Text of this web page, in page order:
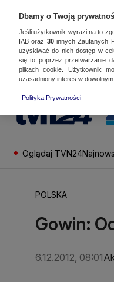
Oglądaj TVN24
POLSKA
Gowin:
6.12.2012, 08:01
Dbamy o Twoją
Jeśli użytkownik wyrazi na to
IAB oraz 30innych Zaufanych
uzyskiwać do nich dostęp w
się to poprzez przetwarzanie
plikach cookie. Użytkownik
uzasadniony interes w
Polityka Prywatności